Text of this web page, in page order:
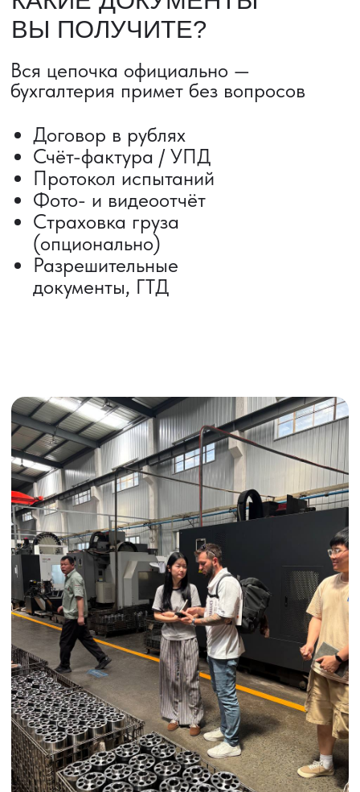
ВЫКУП ТОВАРОВ ИЗ КИТАЯ
Выкуп от 1 000 000 ₽
ИНДИВИДУАЛЬНЫЕ УСЛУГИ
Выгодные условия
Сертификация грузов
Консолидация грузов
Сопровождение грузов
Таможенное оформление
Страхование груза
Временное хранение
Организация производства
Проверка качества товара
Оплата и переговоры
с поставщиком
Инспекция поставщика
Товары для маркетплейсов
Получить консультацию
Получить консультацию
Сроки от 5 дней
Авиадоставка
Мультимодальные перевозки
Железнодорожные перевозки
Автогрузоперевозки
Негабаритные грузоперевозки
Доставка образцов
Получить консультацию